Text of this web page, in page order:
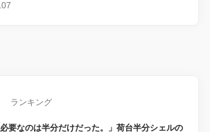
ランキング
必要なのは半分だけだった。」荷台半分シェルの